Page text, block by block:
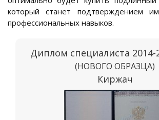
который станет подтверждением
профессиональных навыков.
Диплом специалиста 2014-
(НОВОГО ОБРАЗЦА)
Киржач